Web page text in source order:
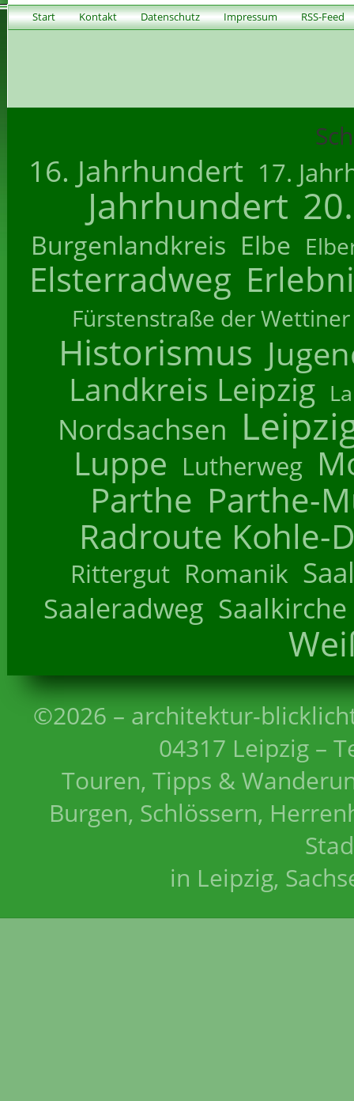
Start Kontakt Datenschutz Impressum RSS-Feed
16. Jahrhundert 17.
Jahrhundert
Burgenlandkreis Elbe
Elsterradweg
Fürstenstraße der Wettiner
Historismus
Landkreis Leipzig
Nordsachsen
Luppe Lutherweg
Parthe Parthe-
Radroute Kohle-
Rittergut Romanik
Saaleradweg Saalkirche
©2026 – architektur-
04317 Leipzig –
Touren, Tipps &
Burgen, Schlössern,
in Leipzig,